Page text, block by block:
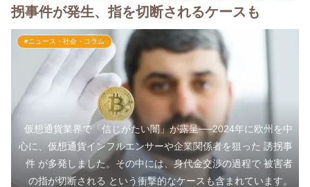
拐事件が発生、指を切断されるケースも
#ニュース・社会・コラム
仮想通貨業界で「信じがたい闇」が露呈──2024年に欧州を中
心に、仮想通貨インフルエンサーや企業関係者を狙った 誘拐事
件 が多発しました。その中には、身代金交渉の過程で 被害者
の指が切断される という衝撃的なケースも含まれています。